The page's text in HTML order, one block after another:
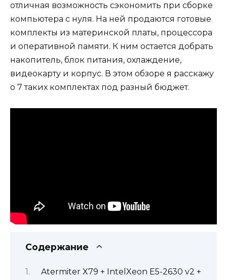
отличная возможность сэкономить при сборке
компьютера с нуля. На ней продаются готовые
комплекты из материнской платы, процессора
и оперативной памяти. К ним остается добрать
накопитель, блок питания, охлаждение,
видеокарту и корпус. В этом обзоре я расскажу
о 7 таких комплектах под разный бюджет.
Содержание
Atermiter X79 + IntelXeon E5-2630 v2 +